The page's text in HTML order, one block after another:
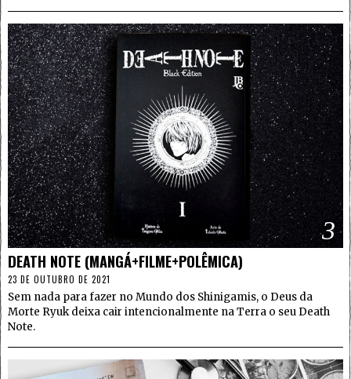
3
DEATH NOTE (MANGÁ+FILME+POLÊMICA)
23 DE OUTUBRO DE 2021
Sem nada para fazer no Mundo dos Shinigamis, o Deus da
Morte Ryuk deixa cair intencionalmente na Terra o seu Death
Note.